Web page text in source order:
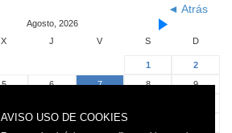
◄ Atrás
Agosto, 2026
X J V S D
1
2
5 6 7 8
9
19 20 21
AVISO USO DE COOKIES